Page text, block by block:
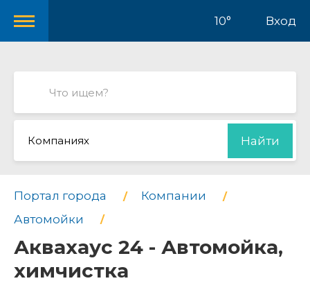
10° Вход
Компаниях Найти
Портал города
Компании
Автомойки
Аквахаус 24 - Автомойка,
химчистка